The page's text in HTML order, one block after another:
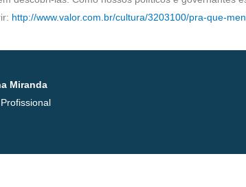
http://www.valor.com.br/cultura/3203100/pra-que-
Miranda